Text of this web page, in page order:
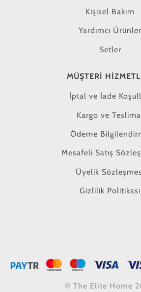
Kişisel Bakım
Yardımcı Ürünler
Setler
MÜŞTERI
İptal ve İade
Kargo ve
Ödeme
Mesafeli Satış
Üyelik
Gizlilik Politikası
© The Elite Home